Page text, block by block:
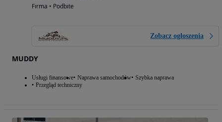
Firma • Podbite
Zobacz ogłoszenia
MUDDY
Usługi finansowe Naprawa samochodów Szybka naprawa
Przegląd techniczny